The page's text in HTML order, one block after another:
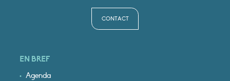
CONTACT
EN BREF
Agenda